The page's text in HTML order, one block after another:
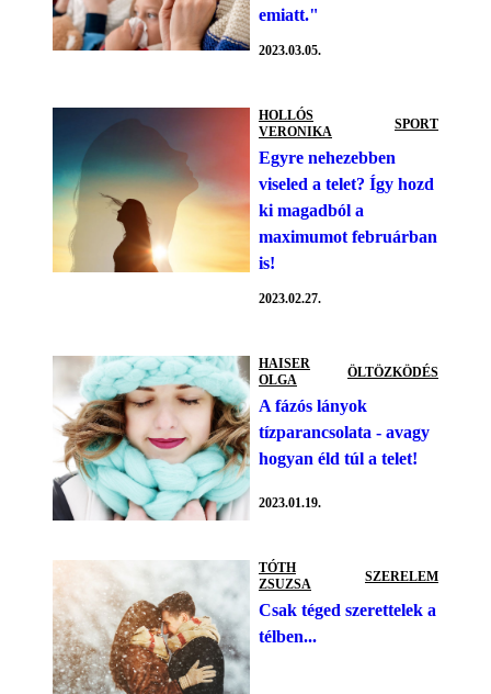
emiatt."
2023.03.05.
HOLLÓS
VERONIKA
SPORT
Egyre nehezebben
viseled a telet? Így hozd
ki magadból a
maximumot februárban
is!
2023.02.27.
HAISER
OLGA
ÖLTÖZKÖDÉS
A fázós lányok
tízparancsolata - avagy
hogyan éld túl a telet!
2023.01.19.
TÓTH
ZSUZSA
SZERELEM
Csak téged szerettelek a
télben...